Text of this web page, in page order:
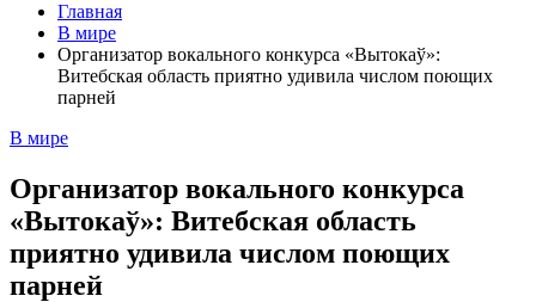
Главная
В мире
Организатор вокального конкурса «Вытокаў»:
Витебская область приятно удивила числом поющих
парней
В мире
Организатор вокального конкурса
«Вытокаў»: Витебская область
приятно удивила числом поющих
парней